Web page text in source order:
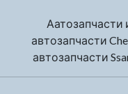
Аатозапчасти
автозапчасти
автозапчасти